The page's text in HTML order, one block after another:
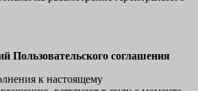
Пользовательского соглашения
к настоящему